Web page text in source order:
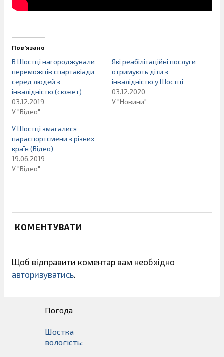
Пов’язано
В Шостці нагороджували
переможців спартакіади
серед людей з
інвалідністю (сюжет)
03.12.2019
У "Відео"
Які реабілітаційні послуги
отримують діти з
інвалідністю у Шостці
03.12.2020
У "Новини"
У Шостці змагалися
параспортсмени з різних
країн (Відео)
19.06.2019
У "Відео"
КОМЕНТУВАТИ
Щоб відправити коментар вам необхідно
авторизуватись.
Погода
Шостка
вологість: